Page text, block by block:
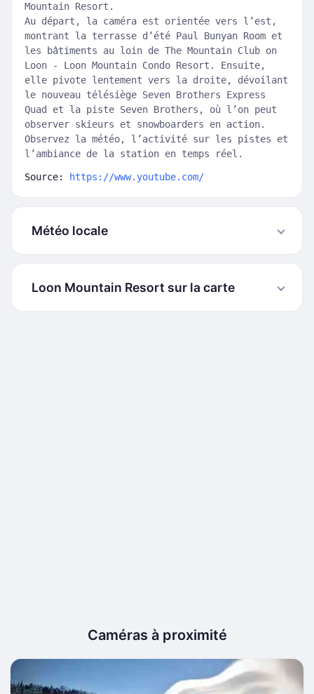
Mountain Resort.
Au départ, la caméra est orientée vers l’est,
montrant la terrasse d’été Paul Bunyan Room et
les bâtiments au loin de The Mountain Club on
Loon - Loon Mountain Condo Resort. Ensuite,
elle pivote lentement vers la droite, dévoilant
le nouveau télésiège Seven Brothers Express
Quad et la piste Seven Brothers, où l’on peut
observer skieurs et snowboarders en action.
Observez la météo, l’activité sur les pistes et
l’ambiance de la station en temps réel.
Source: https://www.youtube.com/
Météo locale
Loon Mountain Resort sur la carte
Caméras à proximité